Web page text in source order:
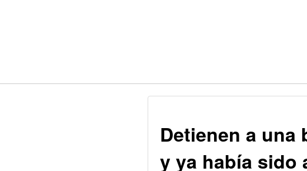
Detienen a una
y ya había sido